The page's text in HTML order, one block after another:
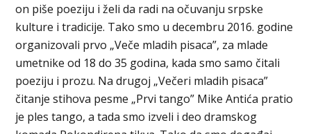
on piše poeziju i želi da radi na očuvanju srpske
kulture i tradicije. Tako smo u decembru 2016. godine
organizovali prvo „Veče mladih pisaca”, za mlade
umetnike od 18 do 35 godina, kada smo samo čitali
poeziju i prozu. Na drugoj „Večeri mladih pisaca”
čitanje stihova pesme „Prvi tango” Mike Antića pratio
je ples tango, a tada smo izveli i deo dramskog